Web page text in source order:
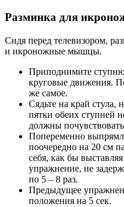
Разминка для
Сидя перед телевизором,
и икроножные мышцы.
Приподнимите
круговые движения.
же самое.
Сядьте на край стула,
пятки обеих ступней
должны
Попеременно
поочередно на 20 см
себя, как бы
упражнение, не
по 5 – 8 раз.
Предыдущее
положения на 5 сек.